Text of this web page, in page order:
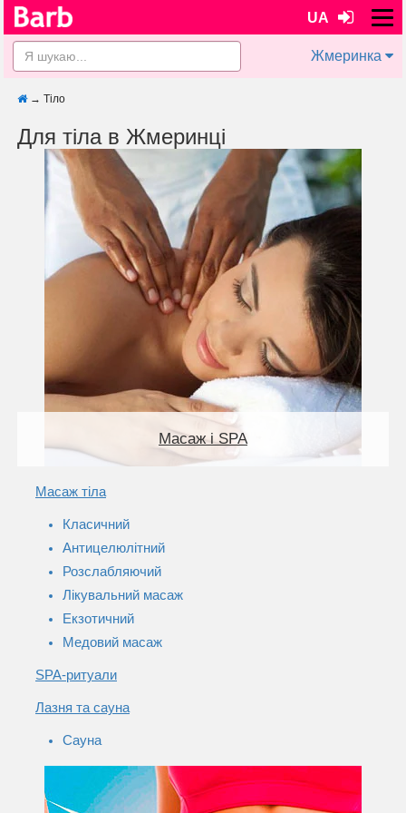
UA
Жмеринка
→ Тіло
Для тіла в Жмеринці
Масаж і SPA
Масаж тіла
Класичний
Антицелюлітний
Розслабляючий
Лікувальний масаж
Екзотичний
Медовий масаж
SPA-ритуали
Лазня та сауна
Сауна